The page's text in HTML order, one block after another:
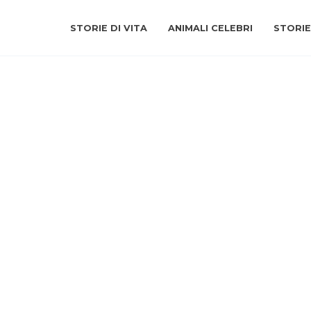
STORIE DI VITA ANIMALI CELEBRI